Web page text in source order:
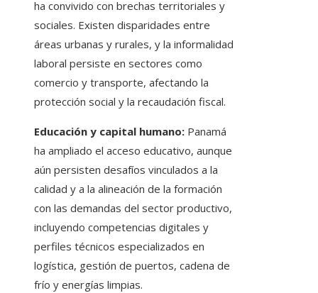
ha convivido con brechas territoriales y
sociales. Existen disparidades entre
áreas urbanas y rurales, y la informalidad
laboral persiste en sectores como
comercio y transporte, afectando la
protección social y la recaudación fiscal.
Educación y capital humano: Panamá
ha ampliado el acceso educativo, aunque
aún persisten desafíos vinculados a la
calidad y a la alineación de la formación
con las demandas del sector productivo,
incluyendo competencias digitales y
perfiles técnicos especializados en
logística, gestión de puertos, cadena de
frío y energías limpias.